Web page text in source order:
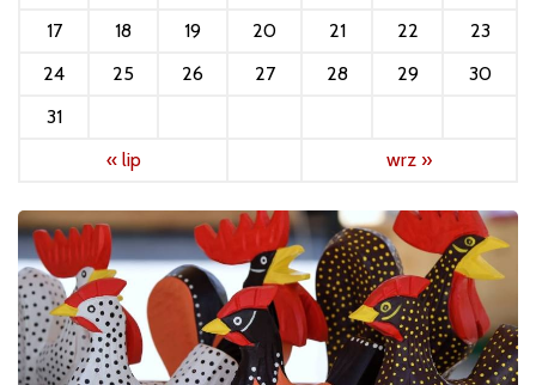
17
18 19 20 21 22
23
24
25 26 27 28 29
30
31
« lip
wrz »